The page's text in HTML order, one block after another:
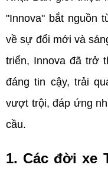
"Innova" bắt nguồn
về sự đổi mới và
triển, Innova đã trở
đáng tin cậy, trải
vượt trội, đáp ứng
cầu.
1. Các đời xe